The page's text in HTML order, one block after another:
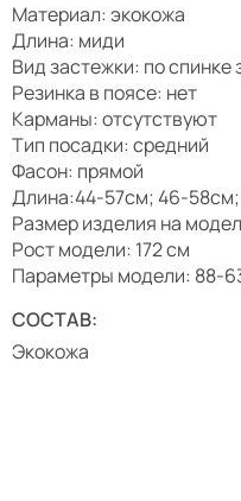
Материал: экокожа
Длина: миди
Вид застежки: по спинке
Резинка в поясе: нет
Карманы: отсутствуют
Тип посадки: средний
Фасон: прямой
Длина:44-57см; 46-
Размер изделия на
Рост модели: 172 см
Параметры модели: 88-
СОСТАВ:
Экокожа